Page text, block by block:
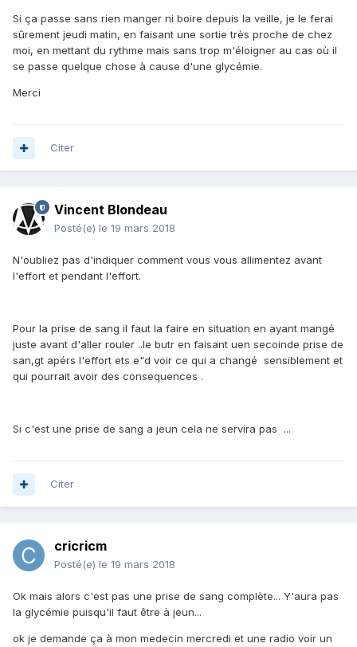
Si ça passe sans rien manger ni boire depuis la veille, je le ferai
sûrement jeudi matin, en faisant une sortie très proche de chez
moi, en mettant du rythme mais sans trop m'éloigner au cas où il
se passe quelque chose à cause d'une glycémie.
Merci
Citer
Vincent Blondeau
Posté(e) le 19 mars 2018
N'oubliez pas d'indiquer comment vous vous allimentez avant
l'effort et pendant l'effort.
Pour la prise de sang il faut la faire en situation en ayant mangé
juste avant d'aller rouler ..le butr en faisant uen secoinde prise de
san,gt apérs l'effort ets e"d voir ce qui a changé sensiblement et
qui pourrait avoir des consequences .
Si c'est une prise de sang a jeun cela ne servira pas ...
Citer
cricricm
Posté(e) le 19 mars 2018
Ok mais alors c'est pas une prise de sang complète... Y'aura pas
la glycémie puisqu'il faut être à jeun...
ok je demande ça à mon medecin mercredi et une radio voir un